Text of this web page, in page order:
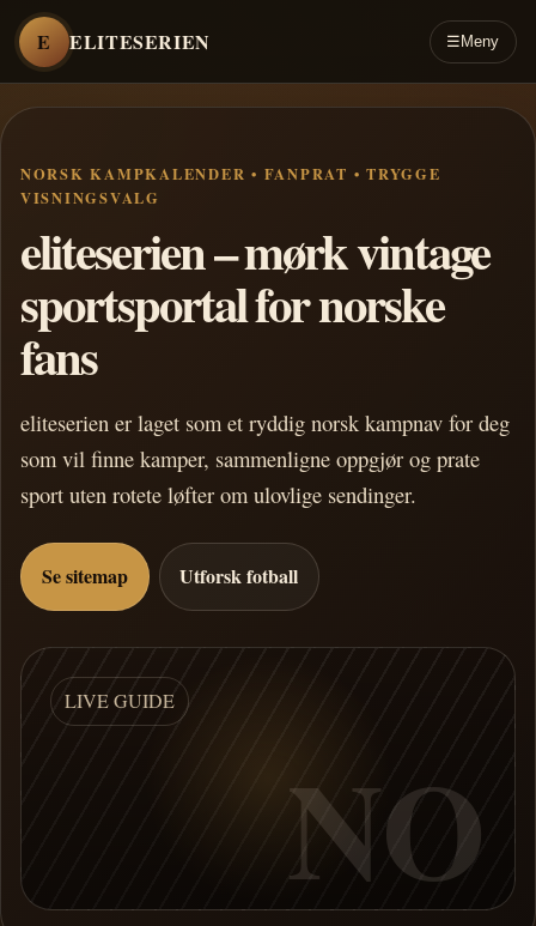
E ELITESERIEN ☰ Meny
NORSK KAMPKALENDER • FANPRAT • TRYGGE
VISNINGSVALG
eliteserien – mørk vintage
sportsportal for norske
fans
eliteserien er laget som et ryddig norsk kampnav for deg
som vil finne kamper, sammenligne oppgjør og prate
sport uten rotete løfter om ulovlige sendinger.
Se sitemap Utforsk fotball
LIVE GUIDE
NO